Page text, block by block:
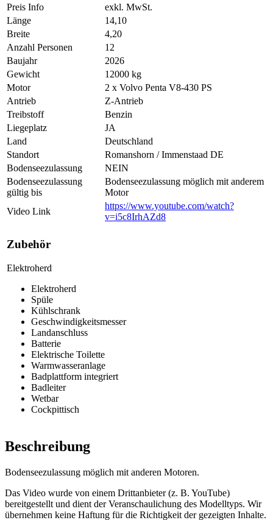
Preis Info
exkl. MwSt.
Länge
14,10
Breite
4,20
Anzahl Personen
12
Baujahr
2026
Gewicht
12000 kg
Motor
2 x Volvo Penta V8-430 PS
Antrieb
Z-Antrieb
Treibstoff
Benzin
Liegeplatz
JA
Land
Deutschland
Standort
Romanshorn / Immenstaad DE
Bodenseezulassung
NEIN
Bodenseezulassung
gültig bis
Bodenseezulassung möglich mit anderem
Motor
Video Link
https://www.youtube.com/watch?
v=i5c8IrhAZd8
Zubehör
Elektroherd
Elektroherd
Spüle
Kühlschrank
Geschwindigkeitsmesser
Landanschluss
Batterie
Elektrische Toilette
Warmwasseranlage
Badplattform integriert
Badleiter
Wetbar
Cockpittisch
Beschreibung
Bodenseezulassung möglich mit anderen Motoren.
Das Video wurde von einem Drittanbieter (z. B. YouTube)
bereitgestellt und dient der Veranschaulichung des Modelltyps. Wir
übernehmen keine Haftung für die Richtigkeit der gezeigten Inhalte.